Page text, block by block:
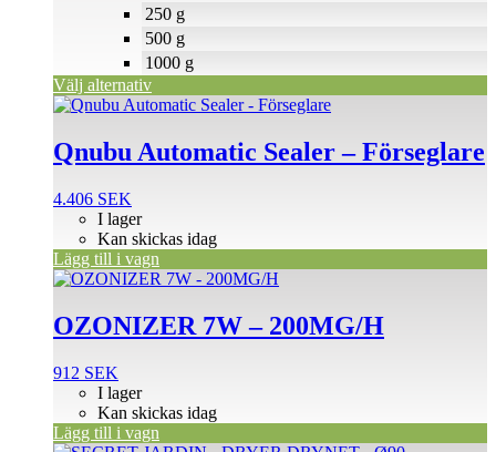
250 g
500 g
1000 g
Välj alternativ
Qnubu Automatic Sealer – Förseglare
4.406 SEK
I lager
Kan skickas idag
Lägg till i vagn
OZONIZER 7W – 200MG/H
912 SEK
I lager
Kan skickas idag
Lägg till i vagn